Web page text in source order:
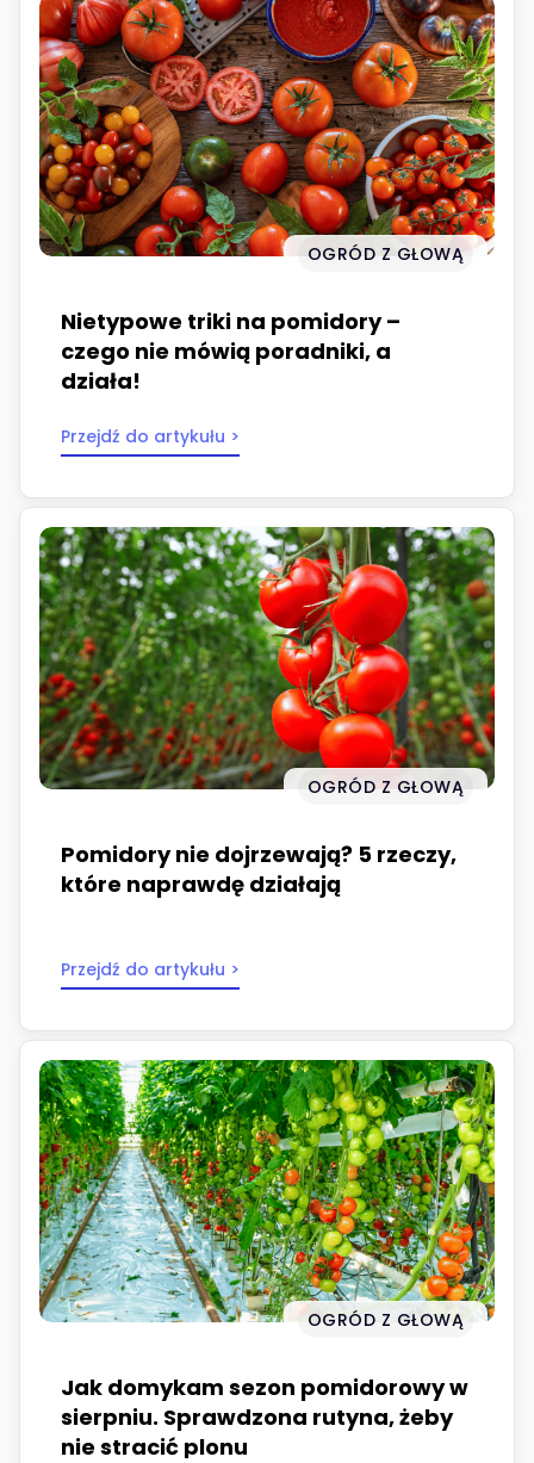
OGRÓD Z GŁOWĄ
Nietypowe triki na pomidory –
czego nie mówią poradniki, a
działa!
Przejdź do artykułu >
OGRÓD Z GŁOWĄ
Pomidory nie dojrzewają? 5 rzeczy,
które naprawdę działają
Przejdź do artykułu >
OGRÓD Z GŁOWĄ
Jak domykam sezon pomidorowy w
sierpniu. Sprawdzona rutyna, żeby
nie stracić plonu